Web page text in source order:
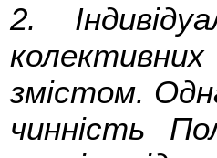
2.
змістом.
чинність